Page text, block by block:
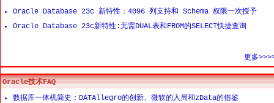
Oracle Database 23c 新特性：4096 列支持和 Schema 权限一次授予
Oracle Database 23c新特性:无需DUAL表和FROM的SELECT快捷查询
更多
Oracle技术FAQ
数据库一体机简史：DATAllegro的创新、微软的入局和zData的借鉴